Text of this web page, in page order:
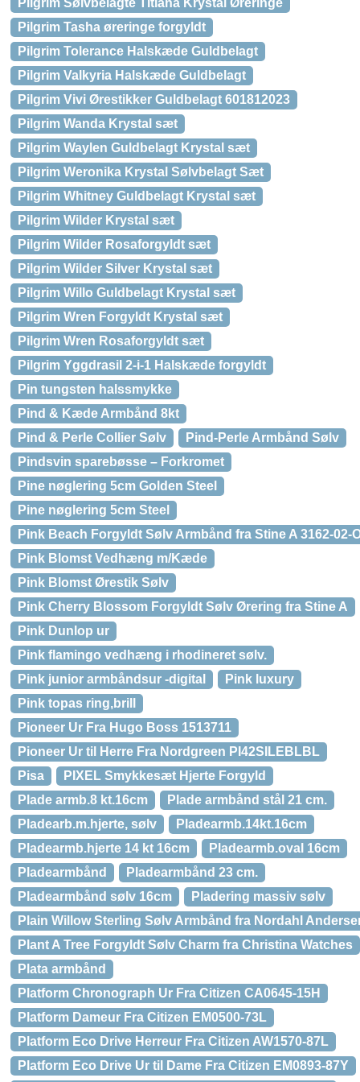
Pilgrim Sølvbelagte Titiana Krystal Øreringe
Pilgrim Tasha øreringe forgyldt
Pilgrim Tolerance Halskæde Guldbelagt
Pilgrim Valkyria Halskæde Guldbelagt
Pilgrim Vivi Ørestikker Guldbelagt 601812023
Pilgrim Wanda Krystal sæt
Pilgrim Waylen Guldbelagt Krystal sæt
Pilgrim Weronika Krystal Sølvbelagt Sæt
Pilgrim Whitney Guldbelagt Krystal sæt
Pilgrim Wilder Krystal sæt
Pilgrim Wilder Rosaforgyldt sæt
Pilgrim Wilder Silver Krystal sæt
Pilgrim Willo Guldbelagt Krystal sæt
Pilgrim Wren Forgyldt Krystal sæt
Pilgrim Wren Rosaforgyldt sæt
Pilgrim Yggdrasil 2-i-1 Halskæde forgyldt
Pin tungsten halssmykke
Pind & Kæde Armbånd 8kt
Pind & Perle Collier Sølv
Pind-Perle Armbånd Sølv
Pindsvin sparebøsse – Forkromet
Pine nøglering 5cm Golden Steel
Pine nøglering 5cm Steel
Pink Beach Forgyldt Sølv Armbånd fra Stine A 3162-02-
Pink Blomst Vedhæng m/Kæde
Pink Blomst Ørestik Sølv
Pink Cherry Blossom Forgyldt Sølv Ørering fra Stine A
Pink Dunlop ur
Pink flamingo vedhæng i rhodineret sølv.
Pink junior armbåndsur -digital
Pink luxury
Pink topas ring,brill
Pioneer Ur Fra Hugo Boss 1513711
Pioneer Ur til Herre Fra Nordgreen PI42SILEBLBL
Pisa
PIXEL Smykkesæt Hjerte Forgyld
Plade armb.8 kt.16cm
Plade armbånd stål 21 cm.
Pladearb.m.hjerte, sølv
Pladearmb.14kt.16cm
Pladearmb.hjerte 14 kt 16cm
Pladearmb.oval 16cm
Pladearmbånd
Pladearmbånd 23 cm.
Pladearmbånd sølv 16cm
Pladering massiv sølv
Plain Willow Sterling Sølv Armbånd fra Nordahl
Plant A Tree Forgyldt Sølv Charm fra Christina Watches
Plata armbånd
Platform Chronograph Ur Fra Citizen CA0645-15H
Platform Dameur Fra Citizen EM0500-73L
Platform Eco Drive Herreur Fra Citizen AW1570-87L
Platform Eco Drive Ur til Dame Fra Citizen EM0893-87Y